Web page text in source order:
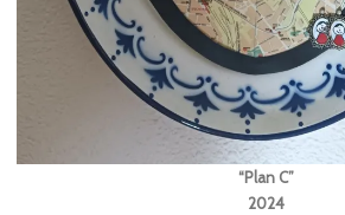
“Plan C”
2024